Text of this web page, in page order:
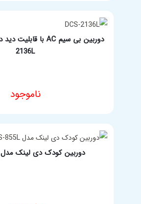
2136L
ناموجود
دوربین کودک دی لینک مدل DCS-855L